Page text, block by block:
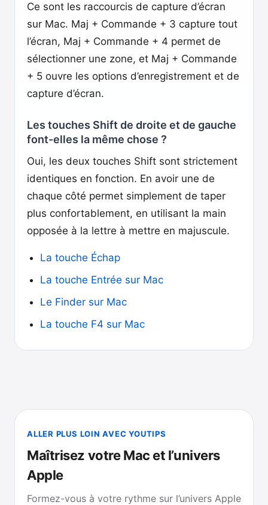
Ce sont les raccourcis de capture d’écran
sur Mac. Maj + Commande + 3 capture tout
l’écran, Maj + Commande + 4 permet de
sélectionner une zone, et Maj + Commande
+ 5 ouvre les options d’enregistrement et de
capture d’écran.
Les touches Shift de droite et de gauche
font-elles la même chose ?
Oui, les deux touches Shift sont strictement
identiques en fonction. En avoir une de
chaque côté permet simplement de taper
plus confortablement, en utilisant la main
opposée à la lettre à mettre en majuscule.
La touche Échap
La touche Entrée sur Mac
Le Finder sur Mac
La touche F4 sur Mac
ALLER PLUS LOIN AVEC YOUTIPS
Maîtrisez votre Mac et l’univers
Apple
Formez-vous à votre rythme sur l’univers Apple